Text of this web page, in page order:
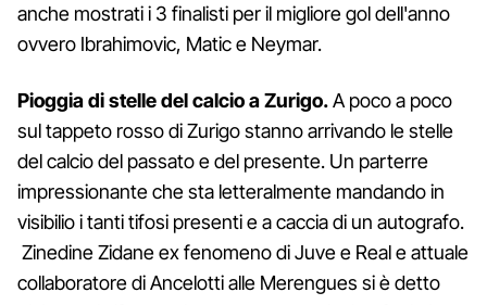
anche mostrati i 3 finalisti per il migliore gol dell'anno
ovvero Ibrahimovic, Matic e Neymar.
Pioggia di stelle del calcio a Zurigo.A poco a poco
sul tappeto rosso di Zurigo stanno arrivando le stelle
del calcio del passato e del presente. Un parterre
impressionante che sta letteralmente mandando in
visibilio i tanti tifosi presenti e a caccia di un autografo.
Zinedine Zidane ex fenomeno di Juve e Real e attuale
collaboratore di Ancelotti alle Merengues si è detto